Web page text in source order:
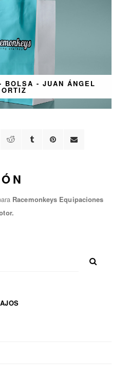
BOLSA - JUAN ÁNGEL
ORTIZ
Racemonkeys Equipaciones